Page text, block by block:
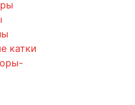
катки